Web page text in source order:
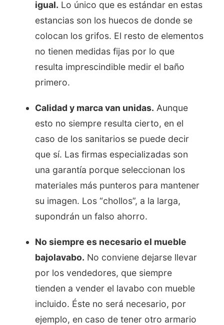
igual. Lo único que es estándar en estas
estancias son los huecos de donde se
colocan los grifos. El resto de elementos
no tienen medidas fijas por lo que
resulta imprescindible medir el baño
primero.
Calidad y marca van unidas. Aunque
esto no siempre resulta cierto, en el
caso de los sanitarios se puede decir
que sí. Las firmas especializadas son
una garantía porque seleccionan los
materiales más punteros para mantener
su imagen. Los “chollos”, a la larga,
supondrán un falso ahorro.
No siempre es necesario el mueble
bajolavabo. No conviene dejarse llevar
por los vendedores, que siempre
tienden a vender el lavabo con mueble
incluido. Éste no será necesario, por
ejemplo, en caso de tener otro armario